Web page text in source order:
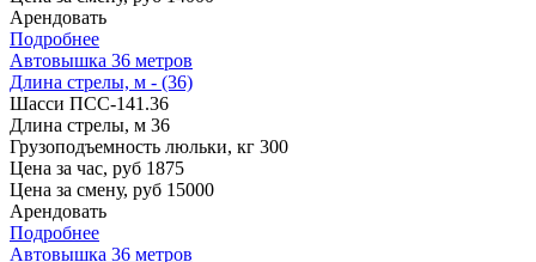
Арендовать
Подробнее
Автовышка 36 метров
Длина стрелы, м - (36)
Шасси ПСС-141.36
Длина стрелы, м 36
Грузоподъемность люльки, кг 300
Цена за час, руб 1875
Цена за смену, руб 15000
Арендовать
Подробнее
Автовышка 36 метров